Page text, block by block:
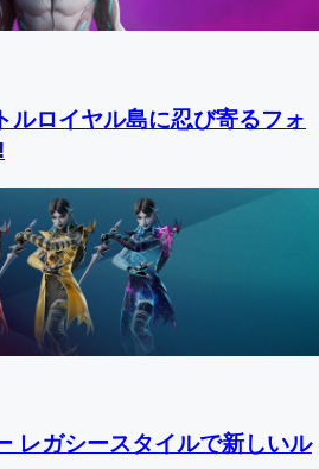
ルロイヤル島に忍び寄るフォ
レガシースタイルで新しいル